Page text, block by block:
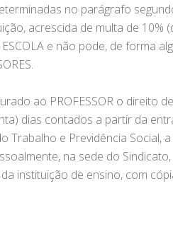
no parágrafo
acrescida de multa de 10%
e não pode, de forma
ao PROFESSOR o direito
dias contados a partir da
Trabalho e Previdência Social,
na sede do
instituição de ensino, com